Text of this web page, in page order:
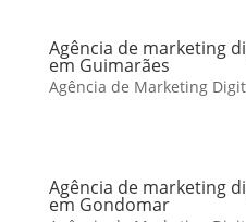
Agência de marketing
em Guimarães
Agência de Marketing
Agência de marketing
em Gondomar